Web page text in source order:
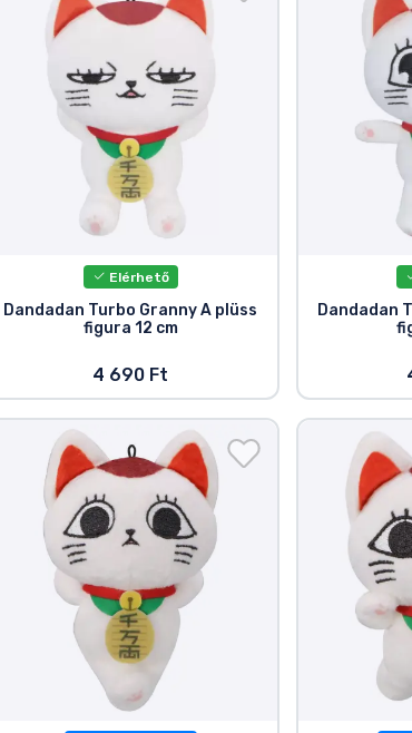
Elérhető
Dandadan Turbo Granny A plüss
figura 12 cm
4 690 Ft
Dandadan